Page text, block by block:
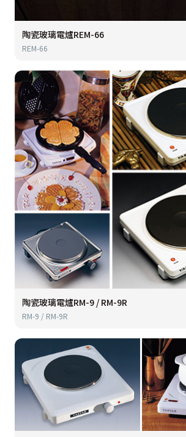
陶瓷玻璃電爐REM-66
REM-66
陶瓷玻璃電爐RM-9 / RM-9R
RM-9 / RM-9R